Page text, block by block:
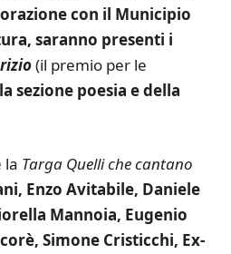
con il Municipio
saranno presenti i
(il premio per le
sezione poesia e della
Targa Quelli che cantano
Enzo Avitabile, Daniele
Mannoia, Eugenio
Simone Cristicchi, Ex-